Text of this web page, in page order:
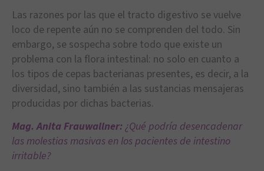
Las razones por las que el tracto digestivo se vuelve
loco de repente aún no se comprenden del todo. Sin
embargo, se sospecha sobre todo que existe un
problema con la flora intestinal: no solo en cuanto a
los tipos de cepas bacterianas presentes, es decir, a la
diversidad, sino también a las sustancias mensajeras
producidas por dichas bacterias.
Mag. Anita Frauwallner:¿Qué podría desencadenar
las molestias masivas en los pacientes de intestino
irritable?